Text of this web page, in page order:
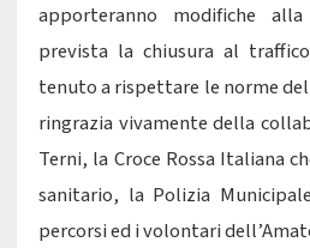
apporteranno modifiche
prevista la chiusura al
tenuto a rispettare le norme
ringrazia vivamente della
Terni, la Croce Rossa Italiana
sanitario, la Polizia
percorsi ed i volontari